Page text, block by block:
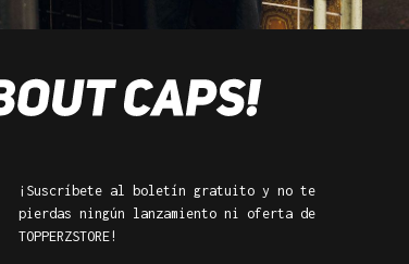
¡Suscríbete al boletín gratuito y no te
pierdas ningún lanzamiento ni oferta de
TOPPERZSTORE!